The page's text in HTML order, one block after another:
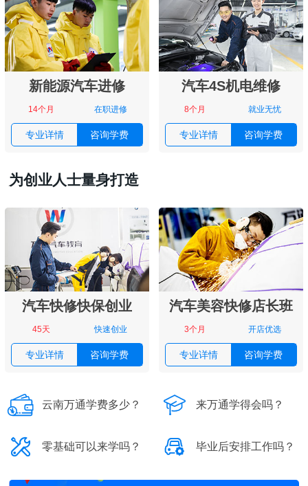
新能源汽车进修
14个月 在职进修
专业详情 咨询学费
汽车4S机电维修
8个月 就业无忧
专业详情 咨询学费
为创业人士量身打造
汽车快修快保创业
45天 快速创业
专业详情 咨询学费
汽车美容快修店长班
3个月 开店优选
专业详情 咨询学费
 云南万通学费多少？  来万通学得会吗？
 零基础可以来学吗？  毕业后安排工作吗？